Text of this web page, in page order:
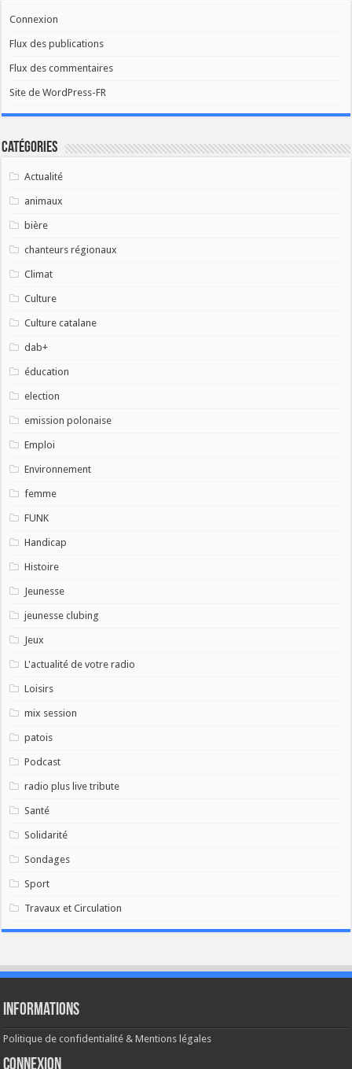
Connexion
Flux des publications
Flux des commentaires
Site de WordPress-FR
Catégories
Actualité
animaux
bière
chanteurs régionaux
Climat
Culture
Culture catalane
dab+
éducation
election
emission polonaise
Emploi
Environnement
femme
FUNK
Handicap
Histoire
Jeunesse
jeunesse clubing
Jeux
L'actualité de votre radio
Loisirs
mix session
patois
Podcast
radio plus live tribute
Santé
Solidarité
Sondages
Sport
Travaux et Circulation
Informations
Politique de confidentialité & Mentions légales